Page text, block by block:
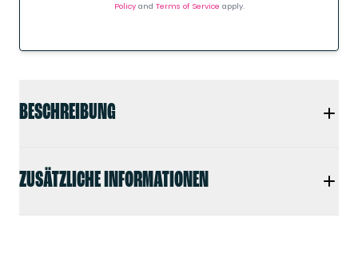
BESCHREIBUNG
ZUSÄTZLICHE INFORMATIONEN
Policy and Terms of Service apply.